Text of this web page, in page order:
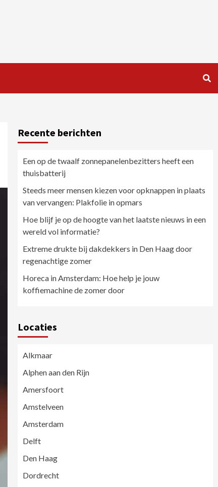
Recente berichten
Een op de twaalf zonnepanelenbezitters heeft een
thuisbatterij
Steeds meer mensen kiezen voor opknappen in plaats
van vervangen: Plakfolie in opmars
Hoe blijf je op de hoogte van het laatste nieuws in een
wereld vol informatie?
Extreme drukte bij dakdekkers in Den Haag door
regenachtige zomer
Horeca in Amsterdam: Hoe help je jouw
koffiemachine de zomer door
Locaties
Alkmaar
Alphen aan den Rijn
Amersfoort
Amstelveen
Amsterdam
Delft
Den Haag
Dordrecht